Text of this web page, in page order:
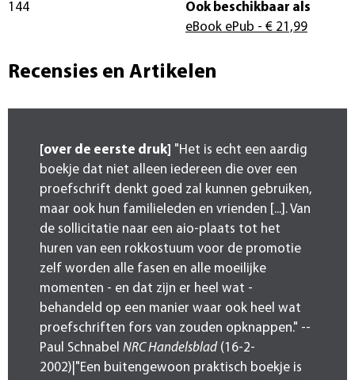
144
Ook beschikbaar als
eBook ePub - € 21,99
Recensies en Artikelen
[over de eerste druk] "Het is echt een aardig
boekje dat niet alleen iedereen die over een
proefschrift denkt goed zal kunnen gebruiken,
maar ook hun familieleden en vrienden [...]. Van
de sollicitatie naar een aio-plaats tot het
huren van een rokkostuum voor de promotie
zelf worden alle fasen en alle moeilijke
momenten - en dat zijn er heel wat -
behandeld op een manier waar ook heel wat
proefschriften fors van zouden opknappen." --
Paul Schnabel NRC Handelsblad (16-2-
2002)|"Een buitengewoon praktisch boekje is